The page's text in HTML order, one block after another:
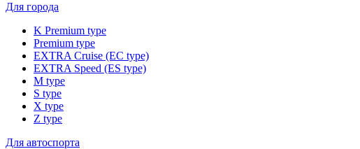
Для города
K Premium type
Premium type
EXTRA Cruise (EC type)
EXTRA Speed (ES type)
M type
S type
X type
Z type
Для автоспорта